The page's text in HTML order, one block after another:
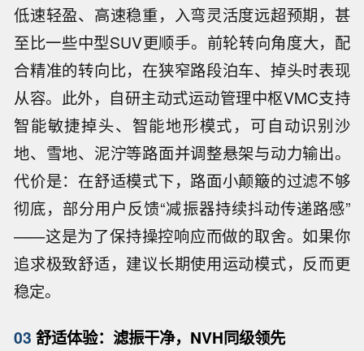
低速轻盈、高速稳重，入弯灵活度远超预期，甚
至比一些中型SUV更顺手。前轮转向角度大，配
合精准的转向比，在狭窄路段泊车、掉头时表现
从容。此外，自研主动式运动管理中枢VMC支持
智能敏捷掉头、智能地形模式，可自动识别沙
地、雪地、泥泞等路面并调整悬架与动力输出。
代价是：在舒适模式下，路面小颠簸的过滤不够
彻底，部分用户反馈“减振器持续抖动传递路感”
——这是为了保持操控响应而做的取舍。如果你
追求极致舒适，建议长期使用运动模式，反而更
稳定。
03 舒适体验：滤振干净，NVH同级领先